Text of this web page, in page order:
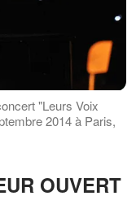
"Leurs Voix
2014 à Paris,
OUVERT